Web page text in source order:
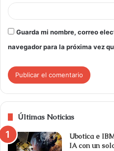
Guarda mi nombre, correo
navegador para la próxima vez
Últimas Noticias
Ubotica e
IA con un